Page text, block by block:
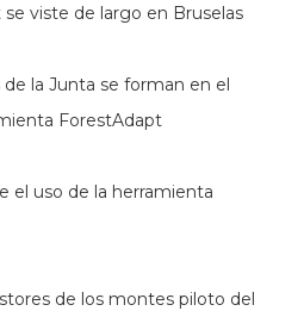
viste de largo en Bruselas
la Junta se forman en el
ForestAdapt
el uso de la herramienta
de los montes piloto del